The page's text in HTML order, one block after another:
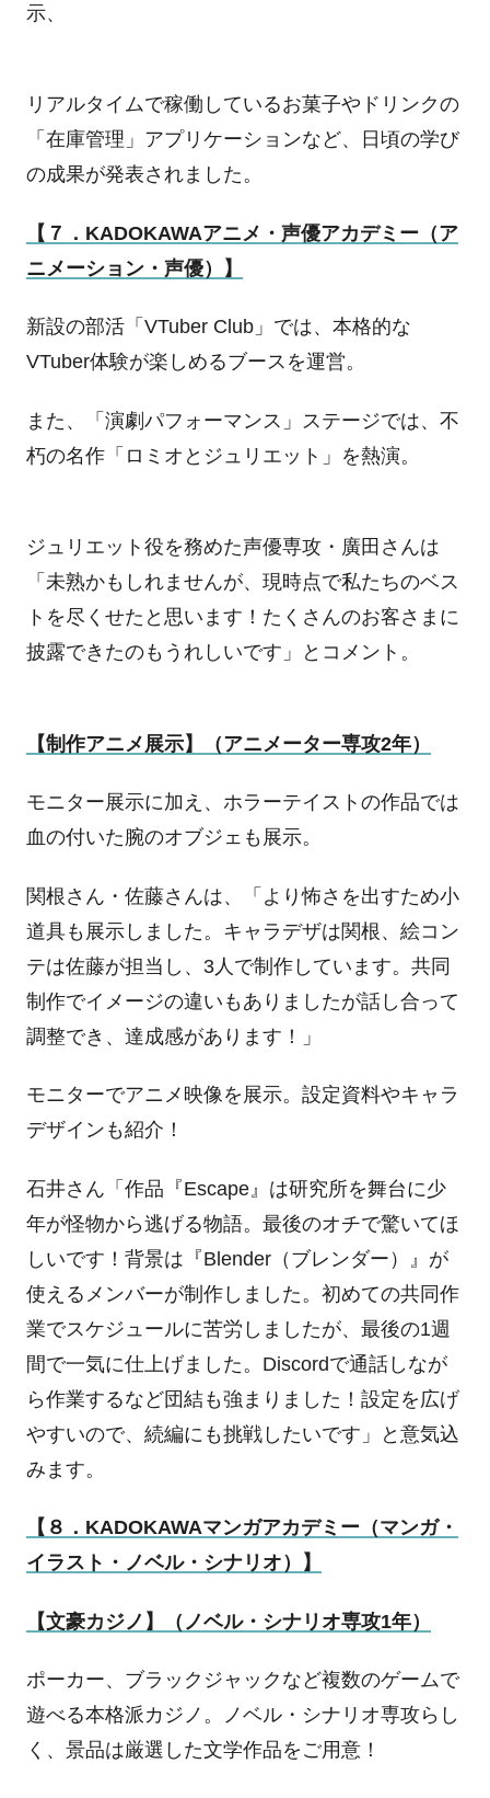
示、
リアルタイムで稼働しているお菓子やドリンクの
「在庫管理」アプリケーションなど、日頃の学び
の成果が発表されました。
【７．KADOKAWAアニメ・声優アカデミー（ア
ニメーション・声優）】
新設の部活「 VTuber Club」では、本格的な
VTuber体験が楽しめるブースを運営。
また、「演劇パフォーマンス」ステージでは、不
朽の名作「ロミオとジュリエット」を熱演。
ジュリエット役を務めた声優専攻・廣田さんは
「未熟かもしれませんが、現時点で私たちのベス
トを尽くせたと思います！たくさんのお客さまに
披露できたのもうれしいです」とコメント。
【制作アニメ展示】（アニメーター専攻2年）
モニター展示に加え、ホラーテイストの作品では
血の付いた腕のオブジェも展示。
関根さん・佐藤さんは、「より怖さを出すため小
道具も展示しました。キャラデザは関根、絵コン
テは佐藤が担当し、 3人で制作しています。共同
制作でイメージの違いもありましたが話し合って
調整でき、達成感があります！」
モニターでアニメ映像を展示。設定資料やキャラ
デザインも紹介！
石井さん「作品『Escape』は研究所を舞台に少
年が怪物から逃げる物語。最後のオチで驚いてほ
しいです！背景は『Blender（ブレンダー）』が
使えるメンバーが制作しました。初めての共同作
業でスケジュールに苦労しましたが、最後の1週
間で一気に仕上げました。 Discordで通話しなが
ら作業するなど団結も強まりました！設定を広げ
やすいので、続編にも挑戦したいです」と意気込
みます。
【８．KADOKAWAマンガアカデミー（マンガ・
イラスト・ノベル・シナリオ）】
【文豪カジノ】（ノベル・シナリオ専攻1年）
ポーカー、ブラックジャックなど複数のゲームで
遊べる本格派カジノ。ノベル・シナリオ専攻らし
く、景品は厳選した文学作品をご用意！